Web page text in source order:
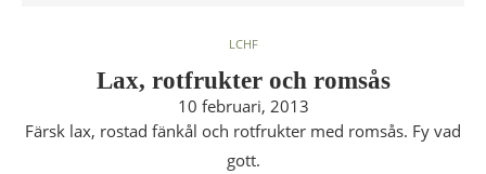
LCHF
Lax, rotfrukter och romsås
10 februari, 2013
Färsk lax, rostad fänkål och rotfrukter med romsås. Fy vad
gott.